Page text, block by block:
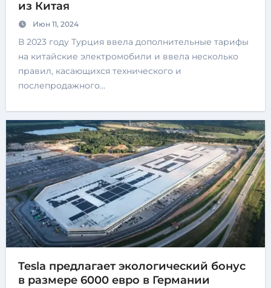
из Китая
Июн 11, 2024
В 2023 году Турция ввела дополнительные тарифы
на китайские электромобили и ввела несколько
правил, касающихся технического и
послепродажного…
Tesla предлагает экологический бонус
в размере 6000 евро в Германии